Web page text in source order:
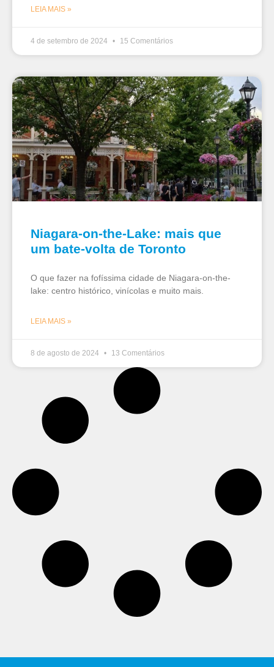
LEIA MAIS »
4 de setembro de 2024 15 Comentários
Niagara-on-the-Lake: mais que
um bate-volta de Toronto
O que fazer na fofíssima cidade de Niagara-on-the-
lake: centro histórico, vinícolas e muito mais.
LEIA MAIS »
8 de agosto de 2024 13 Comentários